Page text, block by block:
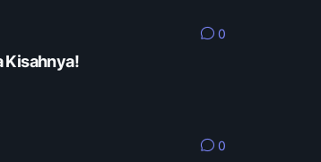
0
Kisahnya!
0